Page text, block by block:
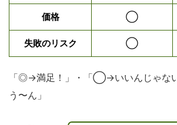
価格 ◯
失敗のリスク ◯
「◎→満足！」・「◯→いいんじゃな
う〜ん」